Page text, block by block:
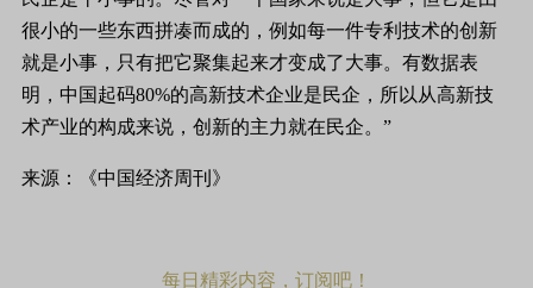
很小的一些东西拼凑而成的，例如每一件专利技术的创新
就是小事，只有把它聚集起来才变成了大事。有数据表
明，中国起码80%的高新技术企业是民企，所以从高新技
术产业的构成来说，创新的主力就在民企。”
来源：《中国经济周刊》
每日精彩内容，订阅吧！